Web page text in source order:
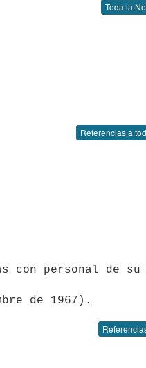
Toda la
Referencias a
con personal de su
de 1967).